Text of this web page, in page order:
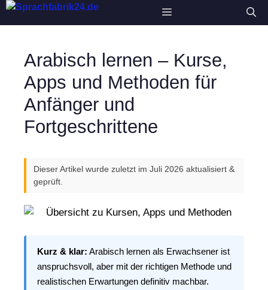
Zum
Menü
Arabisch lernen – Kurse,
Apps und Methoden für
Anfänger und
Fortgeschrittene
Dieser Artikel wurde zuletzt im Juli 2026 aktualisiert &
geprüft.
Kurz & klar: Arabisch lernen als Erwachsener ist
anspruchsvoll, aber mit der richtigen Methode und
realistischen Erwartungen definitiv machbar.